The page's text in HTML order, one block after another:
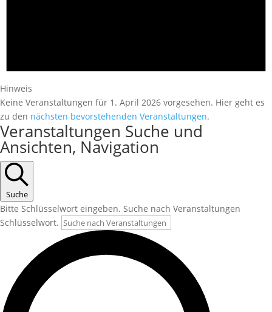
Hinweis
Keine Veranstaltungen für 1. April 2026 vorgesehen. Hier geht es
zu den nächsten bevorstehenden Veranstaltungen.
Veranstaltungen Suche und
Ansichten, Navigation
Suche
Bitte Schlüsselwort eingeben. Suche nach Veranstaltungen
Schlüsselwort.